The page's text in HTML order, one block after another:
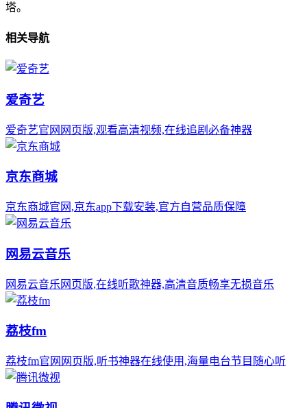
塔。
相关导航
爱奇艺
爱奇艺官网网页版,观看高清视频,在线追剧必备神器
京东商城
京东商城官网,京东app下载安装,官方自营品质保障
网易云音乐
网易云音乐网页版,在线听歌神器,高清音质畅享无损音乐
荔枝fm
荔枝fm官网网页版,听书神器在线使用,海量电台节目随心听